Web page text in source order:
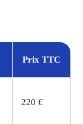
Prix TTC
220 €